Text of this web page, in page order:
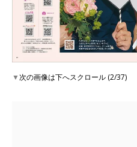
▼次の画像は下へスクロール (2/37)